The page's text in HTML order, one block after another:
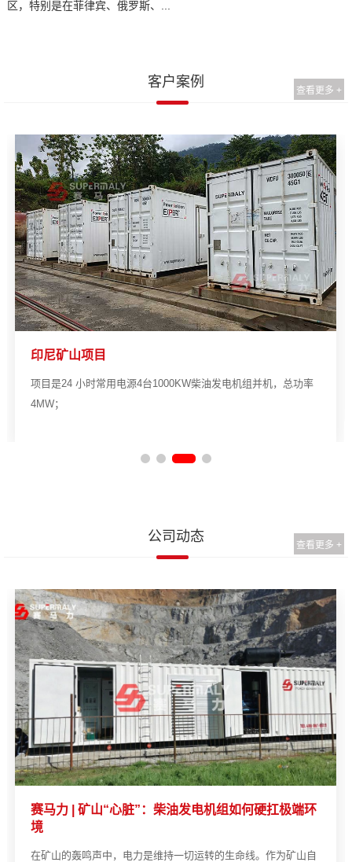
区，特别是在菲律宾、俄罗斯、...
客户案例
查看更多 +
印尼矿山项目
项目是24 小时常用电源4台1000KW柴油发电机组并机，总功率
4MW；
公司动态
查看更多 +
赛马力 | 矿山“心脏”：柴油发电机组如何硬扛极端环
境
在矿山的轰鸣声中，电力是维持一切运转的生命线。作为矿山自